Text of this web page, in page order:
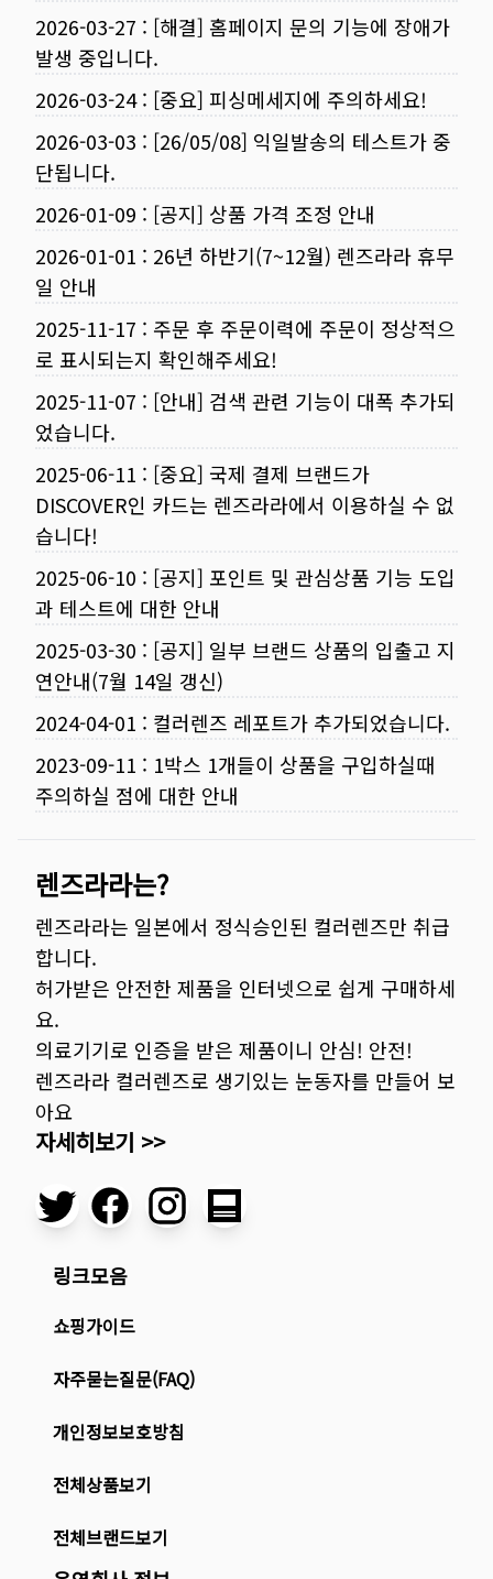
2026-03-27 : [해결] 홈페이지 문의 기능에 장애가
발생 중입니다.
2026-03-24: [중요] 피싱메세지에 주의하세요!
2026-03-03 : [26/05/08] 익일발송의 테스트가 중
단됩니다.
2026-01-09 : [공지] 상품 가격 조정 안내
2026-01-01 : 26년 하반기(7~12월) 렌즈라라 휴무
일 안내
2025-11-17 : 주문 후 주문이력에 주문이 정상적으
로 표시되는지 확인해주세요!
2025-11-07 : [안내] 검색 관련 기능이 대폭 추가되
었습니다.
2025-06-11 : [중요] 국제 결제 브랜드가
DISCOVER인 카드는 렌즈라라에서 이용하실 수 없
습니다!
2025-06-10 : [공지] 포인트 및 관심상품 기능 도입
과 테스트에 대한 안내
2025-03-30 : [공지] 일부 브랜드 상품의 입출고 지
연안내(7월 14일 갱신)
2024-04-01 : 컬러렌즈 레포트가 추가되었습니다.
2023-09-11 : 1박스 1개들이 상품을 구입하실때
주의하실 점에 대한 안내
렌즈라라는?
렌즈라라는 일본에서 정식승인된 컬러렌즈만 취급
합니다.
허가받은 안전한 제품을 인터넷으로 쉽게 구매하세
요.
의료기기로 인증을 받은 제품이니 안심! 안전!
렌즈라라 컬러렌즈로 생기있는 눈동자를 만들어 보
아요
자세히보기 >>
링크모음
쇼핑가이드
자주묻는질문(FAQ)
개인정보보호방침
전체상품보기
전체브랜드보기